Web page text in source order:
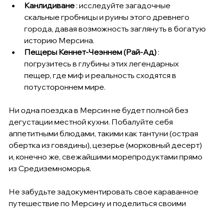
Канлидиване : исследуйте загадочные
скальные гробницы и руины этого древнего
города, давая возможность заглянуть в богатую
историю Мерсина.
Пещеры Кеннет-Чеэннем (Рай-Ад) :
погрузитесь в глубины этих легендарных
пещер, где миф и реальность сходятся в
потустороннем мире.
Ни одна поездка в Мерсин не будет полной без
дегустации местной кухни. Побалуйте себя
аппетитными блюдами, такими как тантуни (острая
обертка из говядины), цезерье (морковный десерт)
и, конечно же, свежайшими морепродуктами прямо
из Средиземноморья.
Не забудьте задокументировать свое караванное
путешествие по Мерсину и поделиться своими